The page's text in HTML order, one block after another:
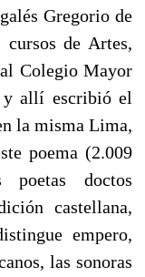
Gregorio de
de Artes,
Colegio Mayor
allí escribió el
la misma Lima,
poema (2.009
poetas doctos
castella­na,
empero,
las sonoras